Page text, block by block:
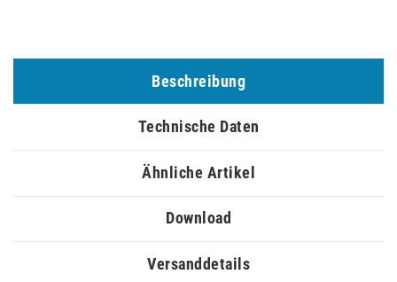
Beschreibung
Technische Daten
Ähnliche Artikel
Download
Versanddetails